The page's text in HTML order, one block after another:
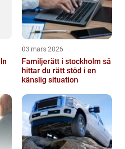
03 mars 2026
Familjerätt i stockholm så
hittar du rätt stöd i en
känslig situation